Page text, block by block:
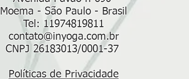
Moema - São Paulo - Brasil
Tel: 11974819811
contato@inyoga.com.br
CNPJ 26183013/0001-37
Políticas de Privacidade